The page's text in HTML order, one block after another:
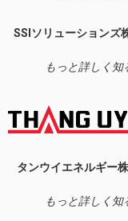
SSIソリューションズ
もっと詳しく知
タンウイエネルギー
もっと詳しく知